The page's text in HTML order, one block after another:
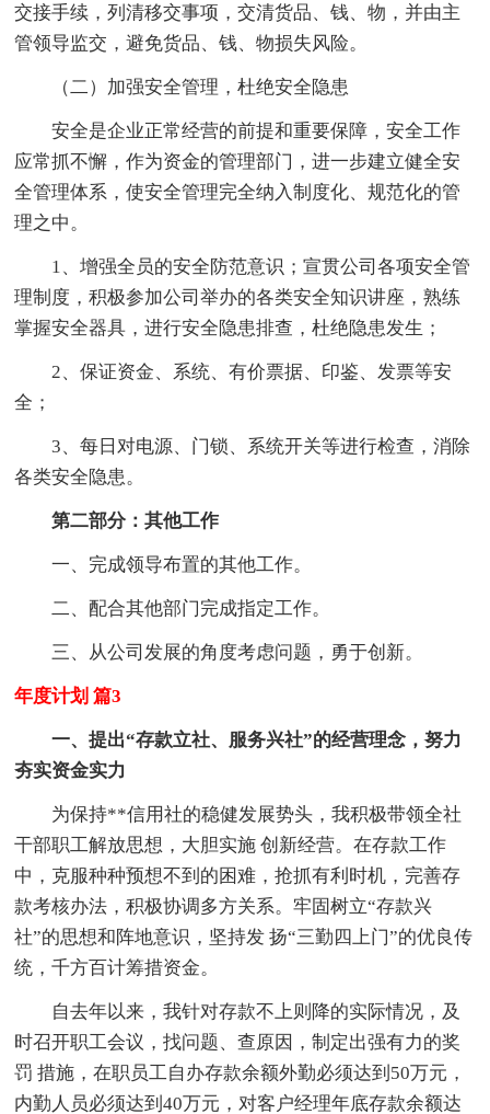
交接手续，列清移交事项，交清货品、钱、物，并由主
管领导监交，避免货品、钱、物损失风险。
（二）加强安全管理，杜绝安全隐患
安全是企业正常经营的前提和重要保障，安全工作
应常抓不懈，作为资金的管理部门，进一步建立健全安
全管理体系，使安全管理完全纳入制度化、规范化的管
理之中。
1、增强全员的安全防范意识；宣贯公司各项安全管
理制度，积极参加公司举办的各类安全知识讲座，熟练
掌握安全器具，进行安全隐患排查，杜绝隐患发生；
2、保证资金、系统、有价票据、印鉴、发票等安
全；
3、每日对电源、门锁、系统开关等进行检查，消除
各类安全隐患。
第二部分：其他工作
一、完成领导布置的其他工作。
二、配合其他部门完成指定工作。
三、从公司发展的角度考虑问题，勇于创新。
年度计划 篇3
一、提出“存款立社、服务兴社”的经营理念，努力
夯实资金实力
为保持**信用社的稳健发展势头，我积极带领全社
干部职工解放思想，大胆实施 创新经营。在存款工作
中，克服种种预想不到的困难，抢抓有利时机，完善存
款考核办法，积极协调多方关系。牢固树立“存款兴
社”的思想和阵地意识，坚持发 扬“三勤四上门”的优良传
统，千方百计筹措资金。
自去年以来，我针对存款不上则降的实际情况，及
时召开职工会议，找问题、查原因，制定出强有力的奖
罚 措施，在职员工自办存款余额外勤必须达到50万元，
内勤人员必须达到40万元，对客户经理年底存款余额达